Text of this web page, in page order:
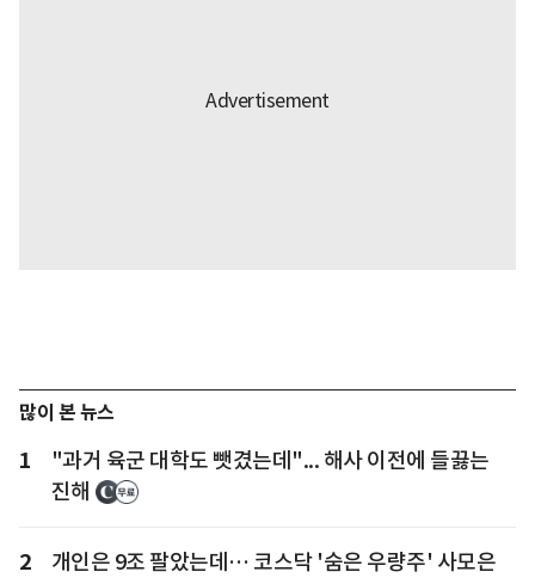
많이 본 뉴스
1
"과거 육군 대학도 뺏겼는데"... 해사 이전에 들끓는
진해
2
개인은 9조 팔았는데… 코스닥 '숨은 우량주' 사모은